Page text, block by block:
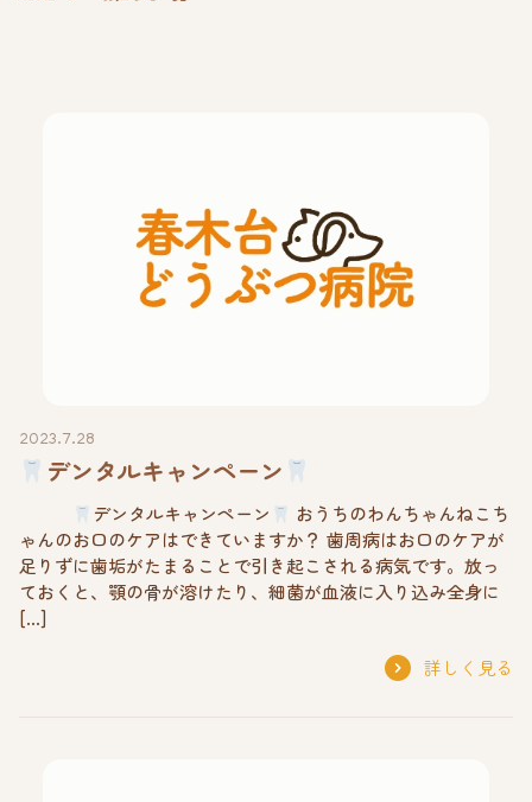
2023.7.28
デンタルキャンペーン
デンタルキャンペーン
おうちのわんちゃんねこち
ゃんのお口のケアはできていますか？ 歯周病はお口のケアが
足りずに歯垢がたまることで引き起こされる病気です。放っ
ておくと、顎の骨が溶けたり、細菌が血液に入り込み全身に
[…]
詳しく見る